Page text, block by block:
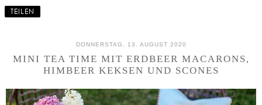
TEILEN
DONNERSTAG, 13. AUGUST 2020
MINI TEA TIME MIT ERDBEER MACARONS,
HIMBEER KEKSEN UND SCONES